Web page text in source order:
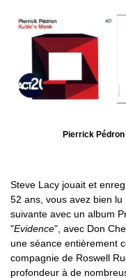
Pierrick
Steve Lacy jouait et
52 ans, vous avez bien lu
suivante avec un album
"Evidence", avec Don
une séance entièrement
compagnie de Roswell
profondeur à de